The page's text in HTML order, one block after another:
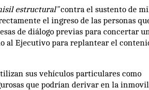
estructural”contra el sustento de
el ingreso de las personas
de diálogo previas para concertar
al Ejecutivo para replantear el
sus vehículos particulares como
que podrían derivar en la